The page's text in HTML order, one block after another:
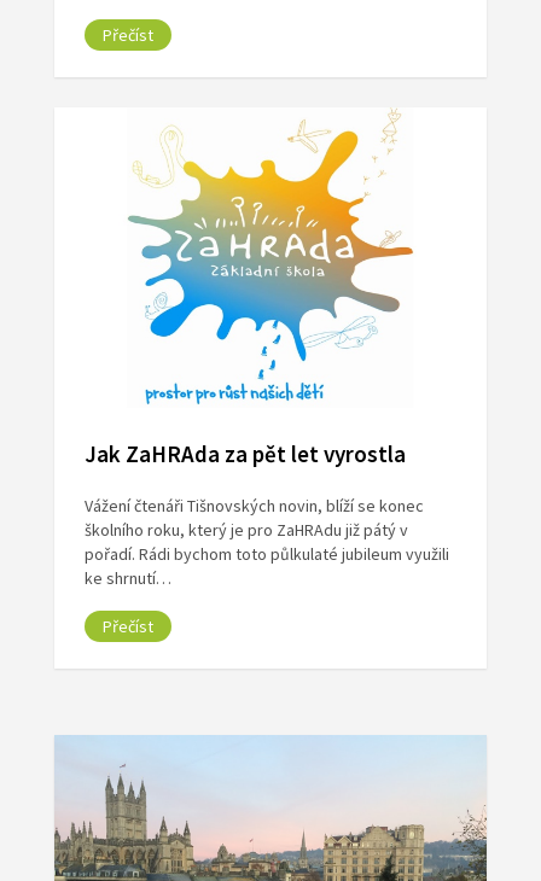
Přečíst
Jak ZaHRAda za pět let vyrostla
Vážení čtenáři Tišnovských novin, blíží se konec
školního roku, který je pro ZaHRAdu již pátý v
pořadí. Rádi bychom toto půlkulaté jubileum využili
ke shrnutí…
Přečíst